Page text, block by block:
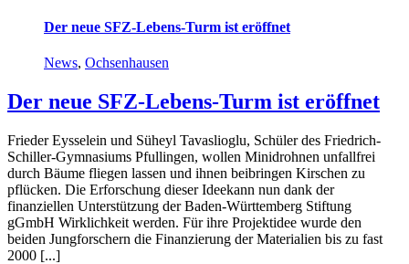
Der neue SFZ-Lebens-Turm ist eröffnet
News, Ochsenhausen
Der neue SFZ-Lebens-Turm ist eröffnet
Frieder Eysselein und Süheyl Tavaslioglu, Schüler des Friedrich-
Schiller-Gymnasiums Pfullingen, wollen Minidrohnen unfallfrei
durch Bäume fliegen lassen und ihnen beibringen Kirschen zu
pflücken. Die Erforschung dieser Ideekann nun dank der
finanziellen Unterstützung der Baden-Württemberg Stiftung
gGmbH Wirklichkeit werden. Für ihre Projektidee wurde den
beiden Jungforschern die Finanzierung der Materialien bis zu fast
2000 [...]